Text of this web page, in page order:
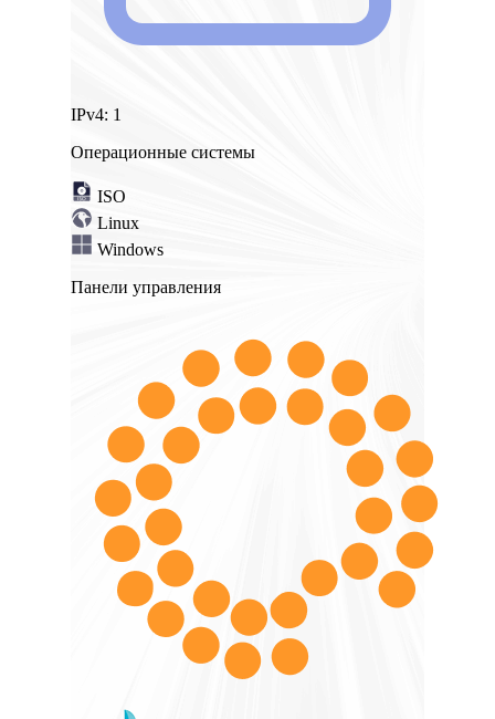
IPv4: 1
Операционные системы
ISO
Linux
Windows
Панели управления